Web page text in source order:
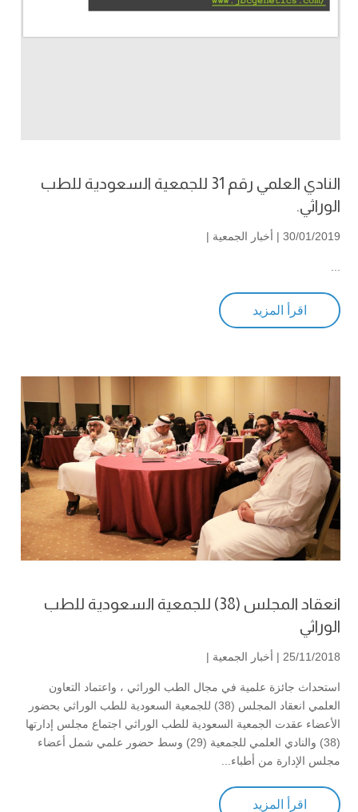
النادي العلمي رقم 31 للجمعية السعودية للطب
الوراثي.
30/01/2019 | أخبار الجمعية |
اقرأ المزيد
انعقاد المجلس (38) للجمعية السعودية للطب
الوراثي
25/11/2018 | أخبار الجمعية |
استحداث جائزة علمية في مجال الطب الوراثي ، واعتماد التعاون
العلمي انعقاد المجلس (38) للجمعية السعودية للطب الوراثي بحضور
الأعضاء عقدت الجمعية السعودية للطب الوراثي اجتماع مجلس إدارتها
(38) والنادي العلمي للجمعية (29) وسط حضور علمي شمل أعضاء
مجلس الإدارة من أطباء...
اقرأ المزيد